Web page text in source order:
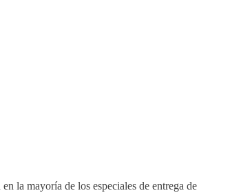
la mayoría de los especiales de entrega de